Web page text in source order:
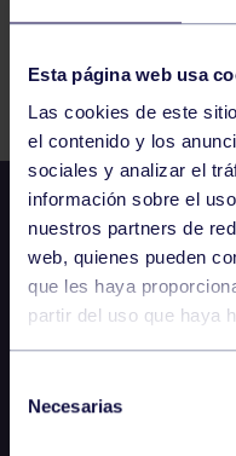
Esta página web usa
Las cookies de este
el contenido y los
sociales y analizar el
información sobre el
nuestros partners de
web, quienes pueden
que les haya
partir del uso que haya
Necesarias